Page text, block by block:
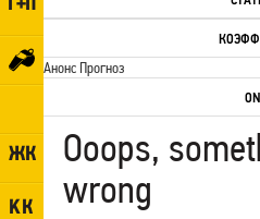
Анонс Прогноз
Ooops,
wrong